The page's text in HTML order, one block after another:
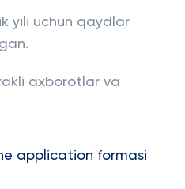
yili uchun qaydlar
axborotlar va
application formasi